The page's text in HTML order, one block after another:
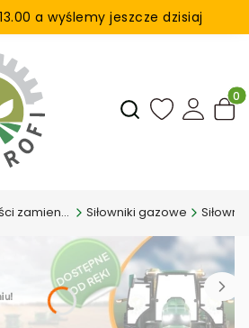
a wyślemy jeszcze dzisiaj
na zwrot aż 21 dni
Otwórz
Akcesoria i części zamienne Siłowniki gazowe